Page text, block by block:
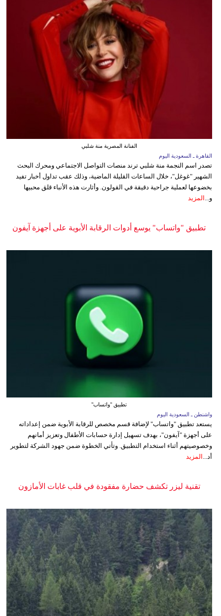
الفنانة المصرية منة شلبي
القاهرة ـ السعودية اليوم
تصدر اسم النجمة منة شلبي ترند منصات التواصل الاجتماعي ومحرك البحث
الشهير "غوغل"، خلال الساعات القليلة الماضية، وذلك عقب تداول أخبار تفيد
بخضوعها لعملية جراحية دقيقة في القولون. وأثارت هذه الأنباء قلق محبيها
و... المزيد
تطبيق "واتساب" يوسع أدوات الرقابة الأبوية على أجهزة آيفون
تطبيق "واتساب"
واشنطن ـ السعودية اليوم
يستعد تطبيق "واتساب" لإضافة قسم مخصص للرقابة الأبوية ضمن إعداداته
على أجهزة "آيفون"، بهدف تسهيل إدارة حسابات الأطفال وتعزيز أمانهم
وخصوصيتهم أثناء استخدام التطبيق. وتأتي الخطوة ضمن جهود الشركة لتطوير
أد...
المزيد
تقنية ليزر تكشف حضارة مفقودة في قلب غابات الأمازون